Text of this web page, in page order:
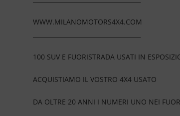
WWW.MILANOMOTORS4X4.COM
100 SUV E FUORISTRADA USATI IN
ACQUISTIAMO IL VOSTRO 4X4 USATO
DA OLTRE 20 ANNI I NUMERI UNO NEI